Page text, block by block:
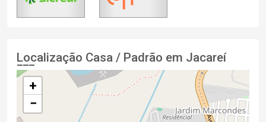
Localização Casa / Padrão em Jacareí
+
−